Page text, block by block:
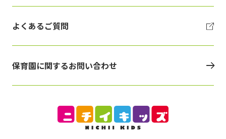
よくあるご質問
保育園に関するお問い合わせ